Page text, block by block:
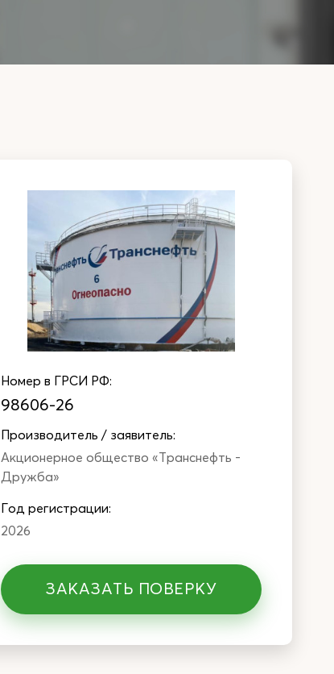
Номер в ГРСИ РФ:
98606-26
Производитель / заявитель:
Акционерное общество «Транснефть -
Дружба»
Год регистрации:
2026
ЗАКАЗАТЬ ПОВЕРКУ